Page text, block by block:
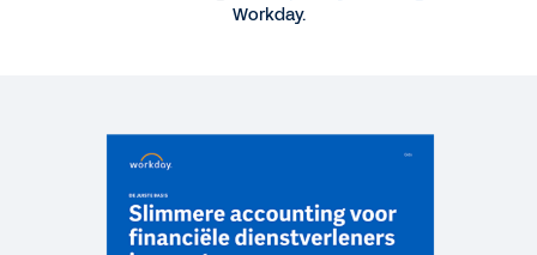
Slimmere accounting in zes stappen voor
How Banks and Insurers Can Turn Quantities of
Workday.